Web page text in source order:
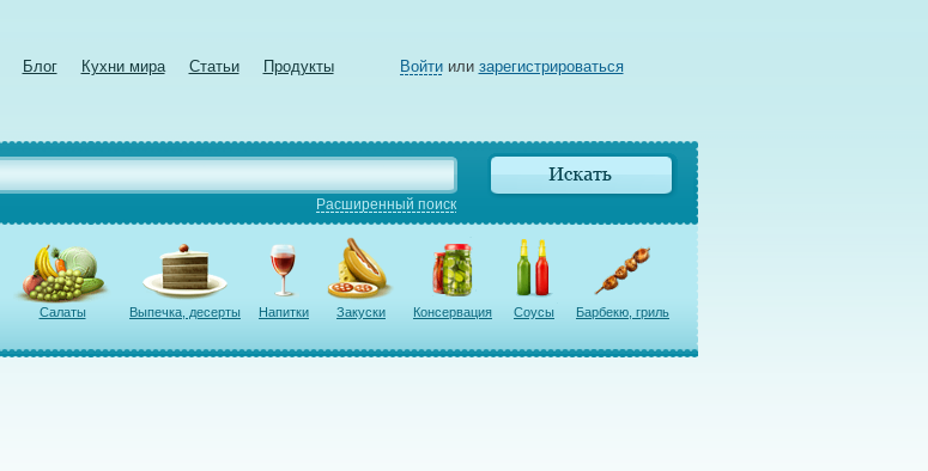
Блог Кухни мира Статьи Продукты Войтиили зарегистрироваться
Расширенный поиск
Салаты Выпечка, десерты Напитки Закуски Консервация Соусы Барбекю, гриль